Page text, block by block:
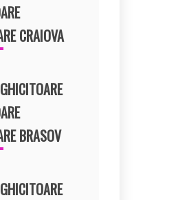
CRAIOVA
BRASOV